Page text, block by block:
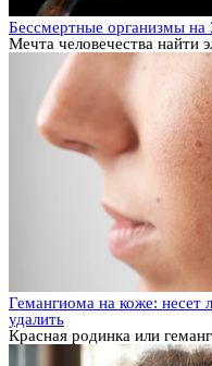
Бессмертные организмы на
Мечта человечества найти
Гемангиома на коже: несет
удалить
Красная родинка или